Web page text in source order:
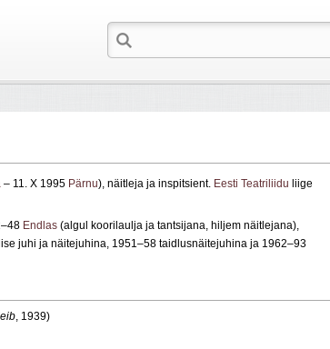
– 11. X 1995 Pärnu), näitleja ja inspitsient. Eesti Teatriliidu liige
Endlas (algul koorilaulja ja tantsijana, hiljem näitlejana),
juhi ja näitejuhina, 1951–58 taidlusnäitejuhina ja 1962–93
, 1939)